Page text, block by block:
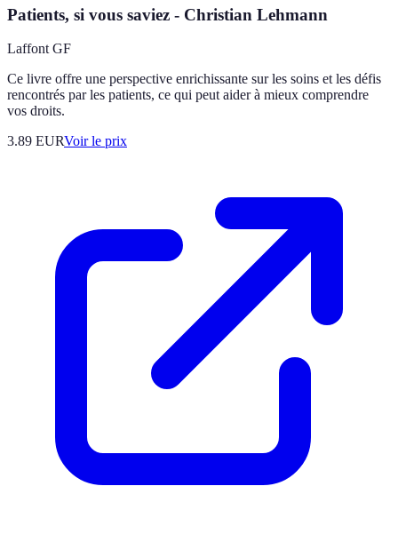
Patients, si vous saviez - Christian Lehmann
Laffont GF
Ce livre offre une perspective enrichissante sur les soins et les défis
rencontrés par les patients, ce qui peut aider à mieux comprendre
vos droits.
3.89 EURVoir le prix